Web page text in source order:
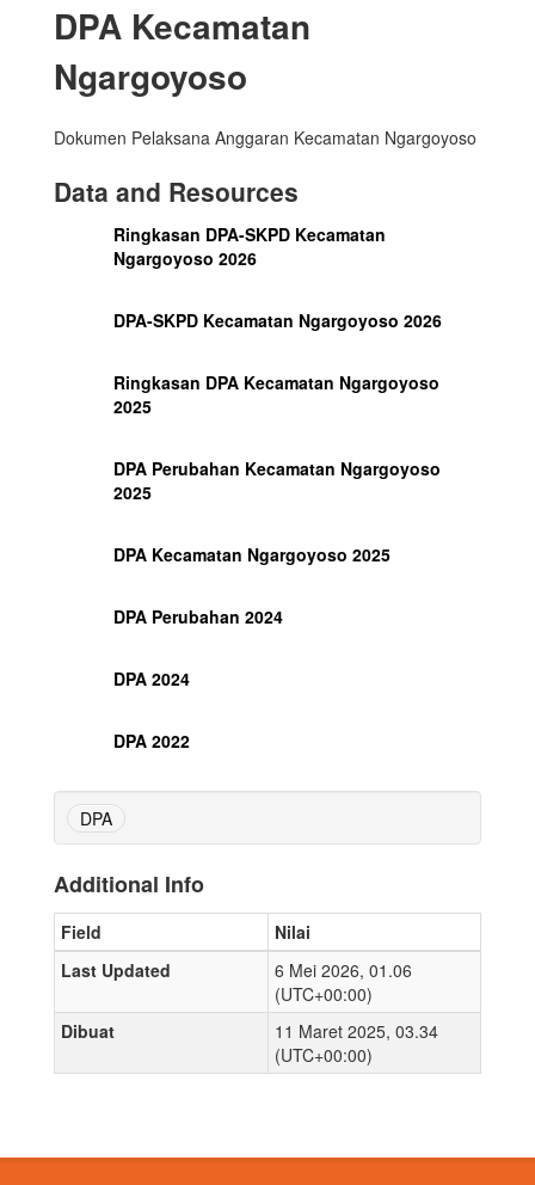
DPA Kecamatan
Ngargoyoso
Dokumen Pelaksana Anggaran Kecamatan Ngargoyoso
Data and Resources
Ringkasan DPA-SKPD Kecamatan
Ngargoyoso 2026
DPA-SKPD Kecamatan Ngargoyoso 2026
Ringkasan DPA Kecamatan Ngargoyoso
2025
DPA Perubahan Kecamatan Ngargoyoso
2025
DPA Kecamatan Ngargoyoso 2025
DPA Perubahan 2024
DPA 2024
DPA 2022
DPA
Additional Info
Field
Nilai
Last Updated
6 Mei 2026, 01.06
(UTC+00:00)
Dibuat
11 Maret 2025, 03.34
(UTC+00:00)